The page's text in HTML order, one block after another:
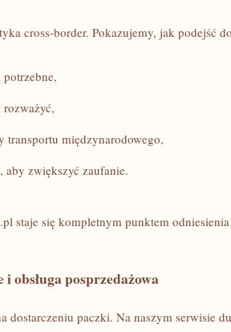
cross-border. Pokazujemy, jak podejść
transportu międzynarodowego,
aby zwiększyć zaufanie.
staje się kompletnym punktem
obsługa posprzedażowa
dostarczeniu paczki. Na naszym serwisie